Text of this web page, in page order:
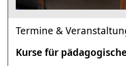
Termine &
Kurse für